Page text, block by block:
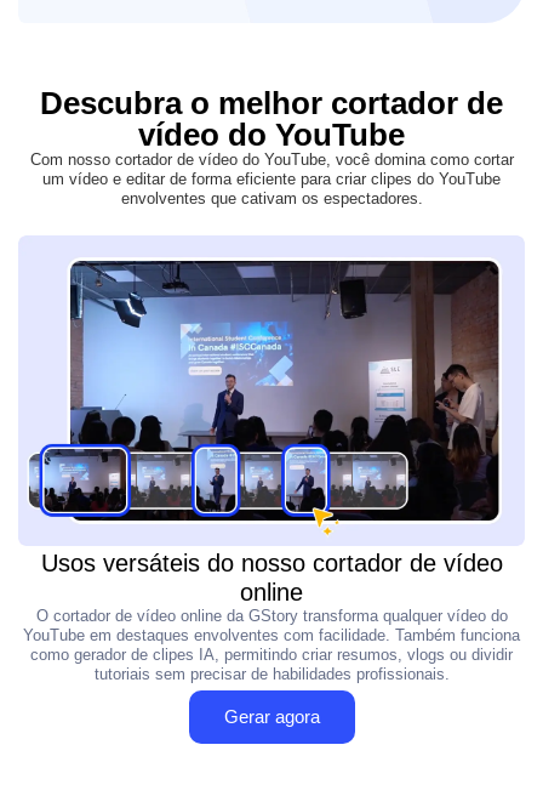
Descubra o melhor cortador de
vídeo do YouTube
Com nosso cortador de vídeo do YouTube, você domina como cortar
um vídeo e editar de forma eficiente para criar clipes do YouTube
envolventes que cativam os espectadores.
Usos versáteis do nosso cortador de vídeo
online
O cortador de vídeo online da GStory transforma qualquer vídeo do
YouTube em destaques envolventes com facilidade. Também funciona
como gerador de clipes IA, permitindo criar resumos, vlogs ou dividir
tutoriais sem precisar de habilidades profissionais.
Gerar agora